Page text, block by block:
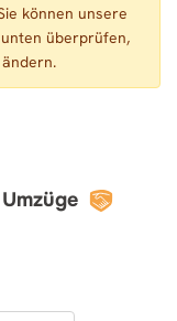
können unsere
überprüfen,